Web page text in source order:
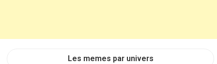
Les memes par univers